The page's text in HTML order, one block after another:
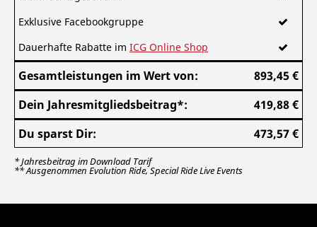
Exklusive Facebookgruppe
Dauerhafte Rabatte im ICG Online Shop
Gesamtleistungen im Wert von:
893,45 €
Dein Jahresmitgliedsbeitrag*:
419,88 €
Du sparst Dir:
473,57 €
*Jahresbeitrag im Download Tarif
**Ausgenommen Evolution Ride, Special Ride Live Events